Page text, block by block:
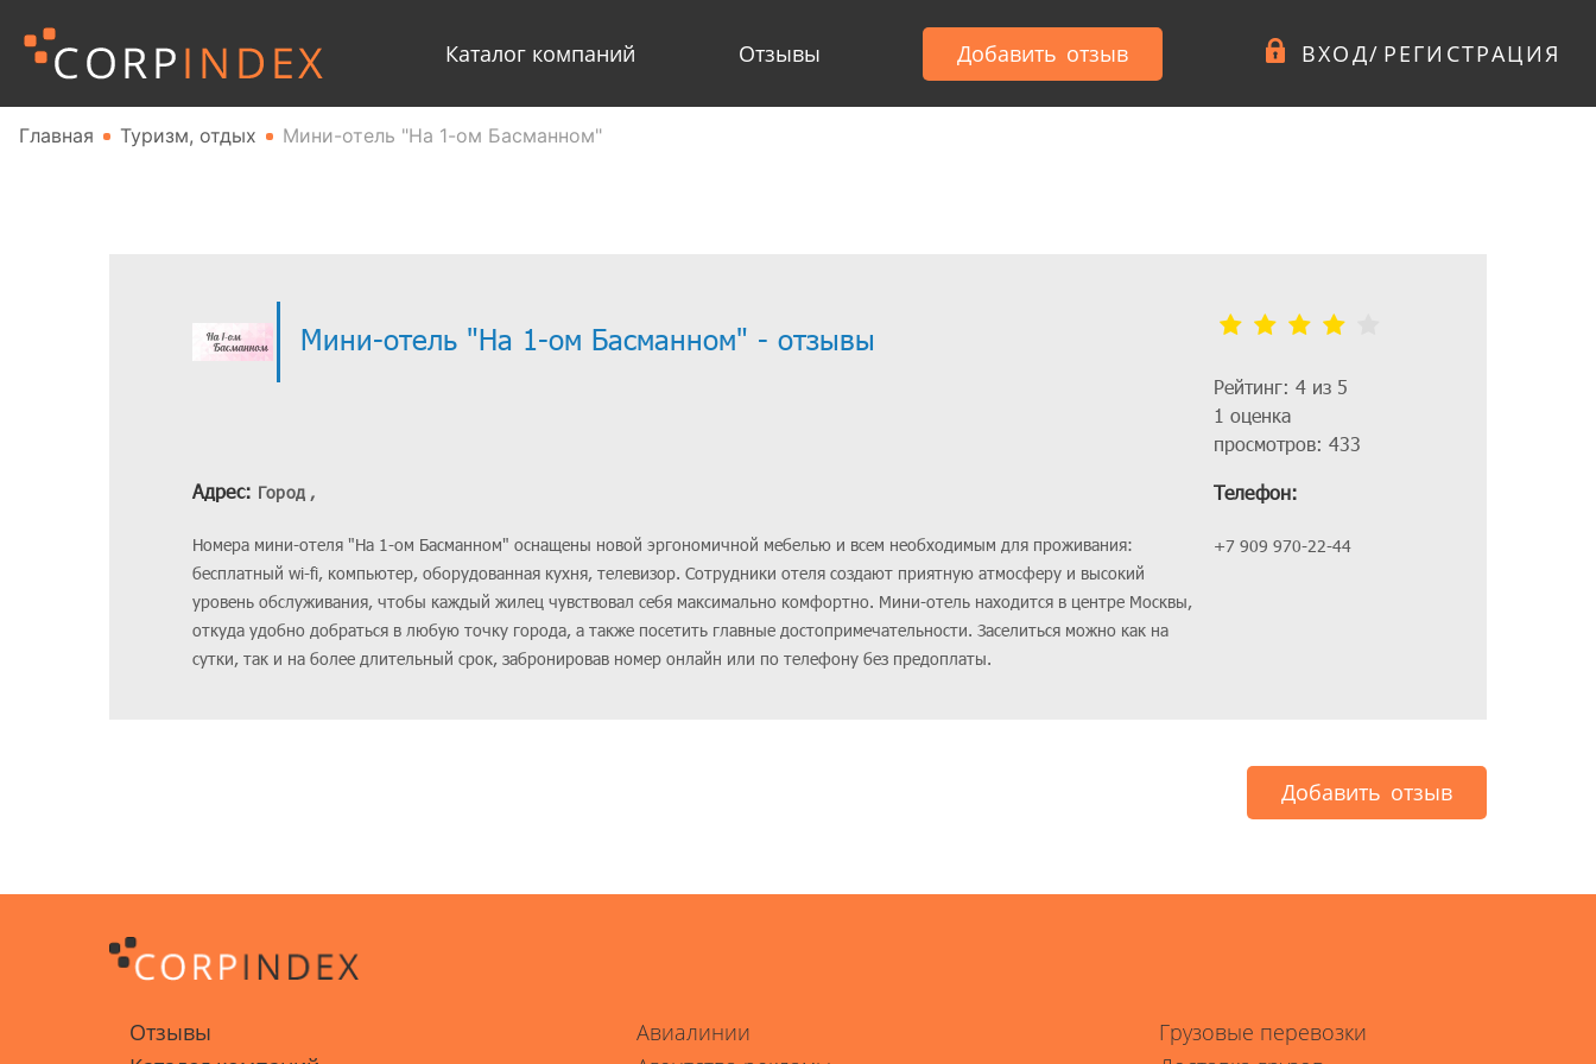
Каталог компаний Отзывы Добавить отзыв ВХОД/ РЕГИСТРАЦИЯ
Главная Туризм, отдых Мини-отель "На 1-ом Басманном"
Мини-отель "На 1-ом Басманном" - отзывы
Адрес: Город ,
Номера мини-отеля "На 1-ом Басманном" оснащены новой эргономичной мебелью и всем необходимым для проживания:
бесплатный wi-fi, компьютер, оборудованная кухня, телевизор. Сотрудники отеля создают приятную атмосферу и высокий
уровень обслуживания, чтобы каждый жилец чувствовал себя максимально комфортно. Мини-отель находится в центре Москвы,
откуда удобно добраться в любую точку города, а также посетить главные достопримечательности. Заселиться можно как на
сутки, так и на более длительный срок, забронировав номер онлайн или по телефону без предоплаты.
Рейтинг: 4 из 5
1 оценка
просмотров: 433
Телефон:
+7 909 970-22-44
Добавить отзыв
Отзывы
Авиалинии
Грузовые перевозки